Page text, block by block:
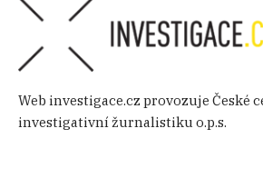
Web investigace.cz provozuje České
investigativní žurnalistiku o.p.s.